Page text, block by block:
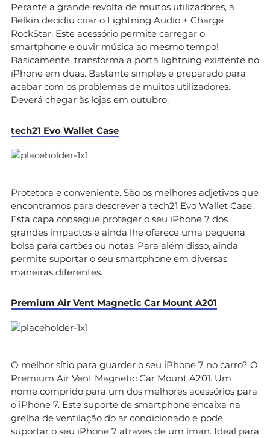
Perante a grande revolta de muitos utilizadores, a
Belkin decidiu criar o Lightning Audio + Charge
RockStar. Este acessório permite carregar o
smartphone e ouvir música ao mesmo tempo!
Basicamente, transforma a porta lightning existente no
iPhone em duas. Bastante simples e preparado para
acabar com os problemas de muitos utilizadores.
Deverá chegar às lojas em outubro.
tech21 Evo Wallet Case
Protetora e conveniente. São os melhores adjetivos que
encontramos para descrever a tech21 Evo Wallet Case.
Esta capa consegue proteger o seu iPhone 7 dos
grandes impactos e ainda lhe oferece uma pequena
bolsa para cartões ou notas. Para além disso, ainda
permite suportar o seu smartphone em diversas
maneiras diferentes.
Premium Air Vent Magnetic Car Mount A201
O melhor sítio para guarder o seu iPhone 7 no carro? O
Premium Air Vent Magnetic Car Mount A201. Um
nome comprido para um dos melhores acessórios para
o iPhone 7. Este suporte de smartphone encaixa na
grelha de ventilação do ar condicionado e pode
suportar o seu iPhone 7 através de um íman. Ideal para